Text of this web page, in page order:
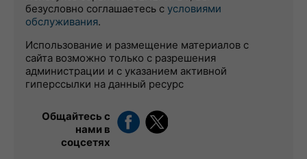
безусловно соглашаетесь с условиями
обслуживания.
Использование и размещение материалов с
сайта возможно только с разрешения
администрации и с указанием активной
гиперссылки на данный ресурс
Общайтесь с
нами в
соцсетях